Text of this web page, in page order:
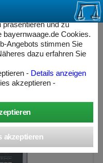
Plattformwaage 4-
Lackiert
20 g, nicht eichfähig
und zu
Cookies.
Angebots stimmen Sie
dazu erfahren Sie
- Details anzeigen
akzeptieren -